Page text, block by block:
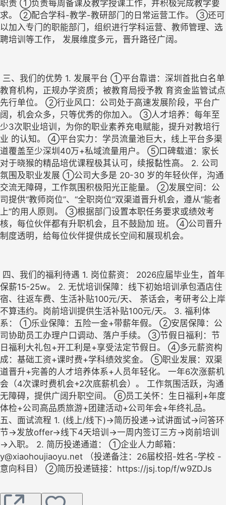
职责 ①负责每周备课及教学授课工作，并积极完成教学要
求。 ②配合学科-教学-教研部门的日常运营工作。 ③还可
以加入专门的职能部门，组织进行学科运营、教师管理、选
聘培训等工作， 发展维度多元，晋升路径广阔。
三、我们的优势 1. 发展平台 ①平台靠谱：深圳首批白名单
教育机构，正规办学资质；被教育局授予教 育资金监管试点
先行单位。 ②行业风口：公司处于高速发展阶段，平台广
阔，机会众多，只等优秀的你加入。 ③人才培养：每年至
少3次职业培训，为你的职业素养充电赋能，提升对教培行
业 的认知。 ④平台实力：学员流量池巨大，线上平台多渠
道覆盖至少深圳40万+私域流量用户。 ⑤口碑载道：家长
对于晓猴的精品培优课程极其认可，续报黏性高。 2. 公司
氛围及职业发展 ①公司大多是 20-30 岁的年轻伙伴，沟通
交流无障碍，工作氛围积极阳光正能量。 ②发展空间：公
司提供“教师岗位”、“全职岗位”双渠道晋升机会，遵从“能者
上”的用人原则。 ③根据部门设置本职任务要求或绩效考
核，每位伙伴都有升职机会，且不鼓励加 班。 ④公司晋升
制度透明，给每位伙伴提供成长空间和展现机会。
四、我们的福利待遇 1. 岗位薪资： 2026应届毕业生，首年
保薪15-25w。 2. 无忧培训保障：线下初始培训承包酒店住
宿、往返车费、生活补贴100元/天、 茶话会，考研考公上岸
不算违约。岗前培训提供生活补贴100元/天。 3. 福利体
系： ①乐业保障：五险一金+带薪年假。 ②安居保障：公
司协助员工办理户口调动、落户手续。 ③节假日福利：节
日福利大礼包+开工利是+享受法定节假日。 ④多元薪资构
成：基础工资+课时费+学科绩效奖金。 ⑤职业发展：双渠
道晋升+完善的人才培养体系+人员年轻化。 一年6次涨薪机
会（4次课时费机会+2次底薪机会）。 工作氛围活跃，沟通
无障碍，提供广阔升职空间。 ⑥员工关怀：生日福利+年度
体检+公司高品质旅游+团建活动+公司年会+年终礼品。
五、面试流程 1. (线上/线下)→简历投递→试讲面试→问答环
节→发放offer→线下4天培训→一周内签订三方→岗前培训
→入职。 2. 简历投递通道： ①企业人力邮箱：
y@xiaohoujiaoyu.net （投递备注：26届校招-姓名-学校 -
意向科目） ②简历投递链接：https://jsj.top/f/w9ZDJs